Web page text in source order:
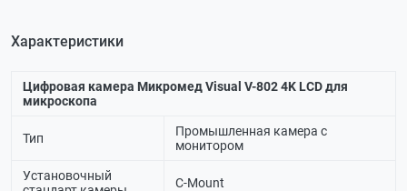
Характеристики
Цифровая камера Микромед Visual V-802 4K LCD для
микроскопа
Тип
Промышленная камера с
монитором
Установочный
C-Mount